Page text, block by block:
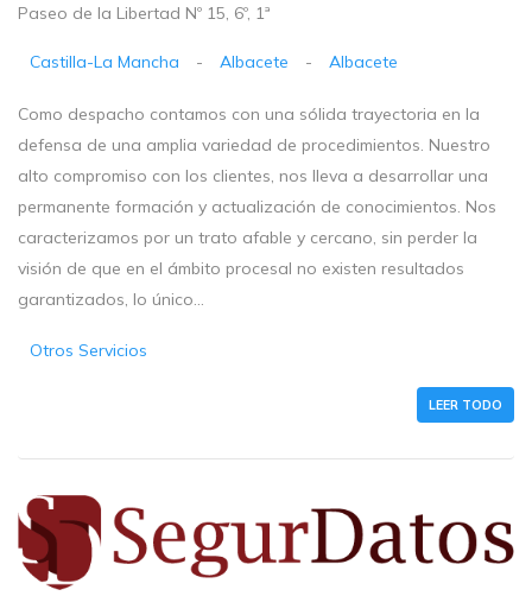
Paseo de la Libertad Nº 15, 6º, 1ª
Castilla-La Mancha - Albacete - Albacete
Como despacho contamos con una sólida trayectoria en la
defensa de una amplia variedad de procedimientos. Nuestro
alto compromiso con los clientes, nos lleva a desarrollar una
permanente formación y actualización de conocimientos. Nos
caracterizamos por un trato afable y cercano, sin perder la
visión de que en el ámbito procesal no existen resultados
garantizados, lo único...
Otros Servicios
LEER TODO